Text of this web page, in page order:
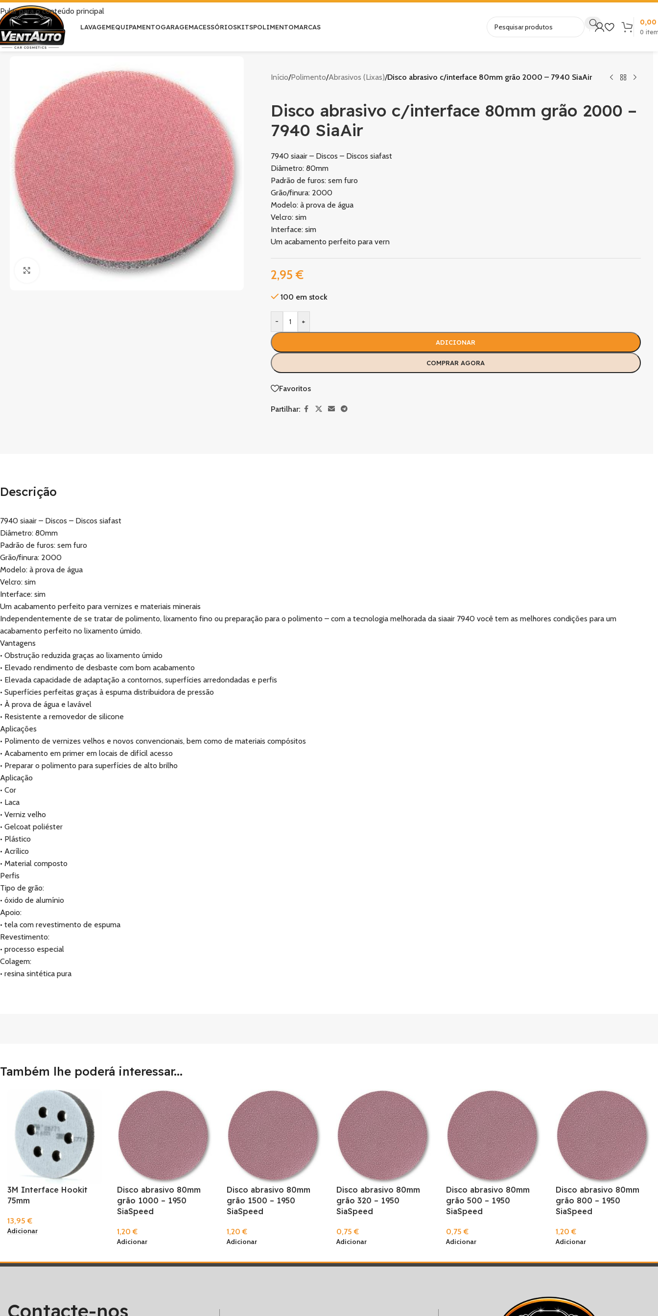
Pular para o conteúdo principal
LAVAGEMEQUIPAMENTOGARAGEMACESSÓRIOSKITSPOLIMENTOMARCAS
0
0,00
Clique para ampliar
Início/Polimento/Abrasivos (Lixas)/Disco abrasivo c/interface 80mm grão 2000 – 7940 SiaAir
Disco abrasivo c/interface 80mm grão 2000 –
7940 SiaAir
7940 siaair – Discos – Discos siafast
Diâmetro: 80mm
Padrão de furos: sem furo
Grão/finura: 2000
Modelo: à prova de água
Velcro: sim
Interface: sim
Um acabamento perfeito para vern
2,95 €
100 em stock
- +
ADICIONAR
COMPRAR AGORA
Favoritos
Partilhar:
Descrição
7940 siaair – Discos – Discos siafast
Diâmetro: 80mm
Padrão de furos: sem furo
Grão/finura: 2000
Modelo: à prova de água
Velcro: sim
Interface: sim
Um acabamento perfeito para vernizes e materiais minerais
Independentemente de se tratar de polimento, lixamento fino ou preparação para o polimento – com a tecnologia melhorada da siaair 7940 você tem as melhores condições para um
acabamento perfeito no lixamento úmido.
Vantagens
• Obstrução reduzida graças ao lixamento úmido
• Elevado rendimento de desbaste com bom acabamento
• Elevada capacidade de adaptação a contornos, superfícies arredondadas e perfis
• Superfícies perfeitas graças à espuma distribuidora de pressão
• À prova de água e lavável
• Resistente a removedor de silicone
Aplicações
• Polimento de vernizes velhos e novos convencionais, bem como de materiais compósitos
• Acabamento em primer em locais de difícil acesso
• Preparar o polimento para superfícies de alto brilho
Aplicação
• Cor
• Laca
• Verniz velho
• Gelcoat poliéster
• Plástico
• Acrílico
• Material composto
Perfis
Tipo de grão:
• óxido de alumínio
Apoio:
• tela com revestimento de espuma
Revestimento:
• processo especial
Colagem:
• resina sintética pura
Também lhe poderá interessar...
3M Interface Hookit
75mm
13,95€
Adicionar
Disco abrasivo 80mm
grão 1000 – 1950
SiaSpeed
1,20€
Adicionar
Disco abrasivo 80mm
grão 1500 – 1950
SiaSpeed
1,20€
Adicionar
Disco abrasivo 80mm
grão 320 – 1950
SiaSpeed
0,75€
Adicionar
Disco abrasivo 80mm
grão 500 – 1950
SiaSpeed
0,75€
Adicionar
Disco abrasivo 80mm
grão 800 – 1950
SiaSpeed
1,20€
Adicionar
Contacte-nos